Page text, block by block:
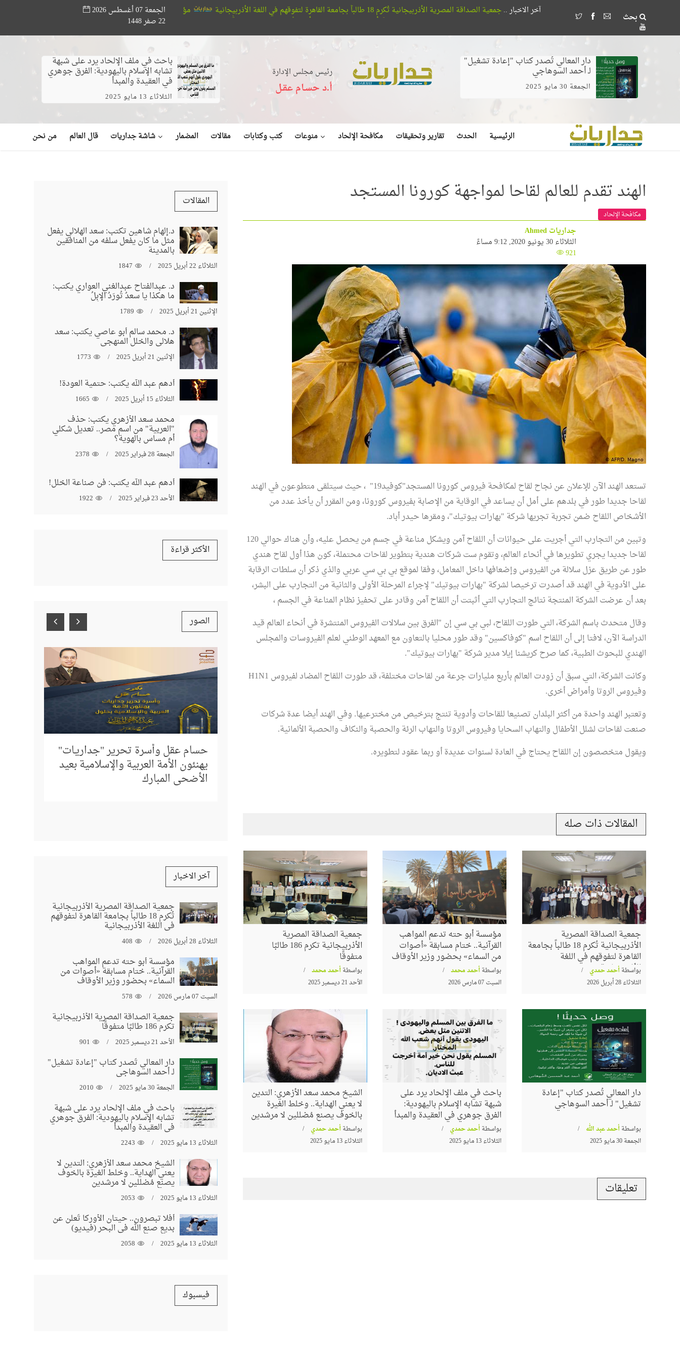
بحث
آخر الاخبار .. جمعية الصداقة المصرية الأذربيجانية تُكرم 18 طالباً بجامعة القاهرة لتفوقهم في اللغة الأذربيجانية
مؤسسة أبو حته تدعم المواهب القرآنية.. ختام مسابقة «أصوات من السماء»
وخلط الغيرة بالخوف يصنع مُضللين لا مرشدين
أفلا تبصرون.. حيتان الأوركا تُعلن عن بديع صنع الله في البحر (فيديو)
الجمعة 07 أغسطس 2026
22 صفر 1448
دار المعالي تُصدر كتاب "إعادة تشغيل"
لـ أحمد السوهاجي
الجمعة 30 مايو 2025
رئيس مجلس الإدارة
أ.د حسـام عقـل
باحث في ملف الإلحاد يرد على شبهة
تشابه الإسلام باليهودية: الفرق جوهري
في العقيدة والمبدأ
الثلاثاء 13 مايو 2025
الرئيسية الحدث تقارير وتحقيقات مكافحة الإلحاد منوعات كتب وكتابات مقالات المضمار شاشة جداريات قال العالم من نحن
الهند تقدم للعالم لقاحا لمواجهة كورونا المستجد
مكافحة الإلحاد
جداريات Ahmed
الثلاثاء 30 يونيو 2020, 9:12 مساءً
921
تستعد الهند الآن للإعلان عن نجاح لقاح لمكافحة فيروس كورونا المستجد"كوفيد19" ، حيث سيتلقى متطوعون في الهند
لقاحا جديدا طور في بلدهم على أمل أن يساعد في الوقاية من الإصابة بفيروس كورونا، ومن المقرر أن يأخذ عدد من
الأشخاص اللقاح ضمن تجربة تجريها شركة "بهارات بيوتيك"، ومقرها حيدر أباد.
وتبين من التجارب التي أجريت على حيوانات أن اللقاح آمن ويشكل مناعة في جسم من يحصل عليه، وأن هناك حوالي 120
لقاحا جديدا يجري تطويرها في أنحاء العالم، وتقوم ست شركات هندية بتطوير لقاحات محتملة، كون هذا أول لقاح هندي
طور عن طريق عزل سلالة من الفيروس وإضعافها داخل المعامل، وفقا لموقع بي بي سي عربي والذي ذكر أن سلطات الرقابة
على الأدوية في الهند قد أصدرت ترخيصا لشركة "بهارات بيوتيك" لإجراء المرحلة الأولى والثانية من التجارب على البشر،
بعد أن عرضت الشركة المنتجة نتائج التجارب التي أثبتت أن اللقاح آمن وقادر على تحفيز نظام المناعة في الجسم ،
وقال متحدث باسم الشركة، التي طورت اللقاح، لبي بي سي إن "الفرق بين سلالات الفيروس المنتشرة في أنحاء العالم قيد
الدراسة الآن، لافتا إلى أن اللقاح اسم "كوفاكسين" وقد طور محليا بالتعاون مع المعهد الوطني لعلم الفيروسات والمجلس
الهندي للبحوث الطبية، كما صرح كريشنا إيلا مدير شركة "بهارات بيوتيك".
وكانت الشركة، التي سبق أن زودت العالم بأربع مليارات جرعة من لقاحات مختلفة، قد طورت اللقاح المضاد لفيروس H1N1
وفيروس الروتا وأمراض أخرى.
وتعتبر الهند واحدة من أكثر البلدان تصنيعا للقاحات وأدوية تنتج بترخيص من مخترعيها. وفي الهند أيضا عدة شركات
صنعت لقاحات لشلل الأطفال والتهاب السحايا وفيروس الروتا والتهاب الرئة والحصبة والنكاف والحصبة الألمانية.
ويقول متخصصون إن اللقاح يحتاج في العادة لسنوات عديدة أو ربما عقود لتطويره.
المقالات ذات صله
جمعية الصداقة المصرية
الأذربيجانية تُكرم 18 طالباً بجامعة
القاهرة لتفوقهم في اللغة
الأذربيجانية
بواسطةأحمد حمدي
الثلاثاء 28 أبريل 2026
مؤسسة أبو حته تدعم المواهب
القرآنية.. ختام مسابقة «أصوات
من السماء» بحضور وزير الأوقاف
بواسطةأحمد محمد
السبت 07 مارس 2026
جمعية الصداقة المصرية
الأذربيجانية تكرم 186 طالبًا
متفوقًا
بواسطةأحمد محمد
الأحد 21 ديسمبر 2025
دار المعالي تُصدر كتاب "إعادة
تشغيل" لـ أحمد السوهاجي
بواسطةأحمد عبد الله
الجمعة 30 مايو 2025
باحث في ملف الإلحاد يرد على
شبهة تشابه الإسلام باليهودية:
الفرق جوهري في العقيدة والمبدأ
بواسطةأحمد حمدي
الثلاثاء 13 مايو 2025
الشيخ محمد سعد الأزهري: التدين
لا يعني الهداية.. وخلط الغيرة
بالخوف يصنع مُضللين لا مرشدين
بواسطةأحمد حمدي
الثلاثاء 13 مايو 2025
تعليقات
المقالات
د.إلهام شاهين تكتب: سعد الهلالي يفعل
مثل ما كان يفعل سلفه من المنافقين
بالمدينة
الثلاثاء 22 أبريل 2025 1847
د. عبدالفتاح عبدالغني العواري يكتب:
ما هكذا يا سعدُ تُورَدُ الإبِلُ
الإثنين 21 أبريل 2025 1789
د. محمد سالم أبو عاصي يكتب: سعد
هلالي والخلل المنهجي
الإثنين 21 أبريل 2025 1773
أدهم عبد الله يكتب: حتمية العودة!
الثلاثاء 15 أبريل 2025 1665
محمد سعد الأزهري يكتب: حذف
"العربية" من اسم مصر.. تعديل شكلي
أم مساس بالهوية؟
الجمعة 28 فبراير 2025 2378
أدهم عبد الله يكتب: فن صناعة الخلل!
الأحد 23 فبراير 2025 1922
الأكثر قراءة
الصور
واللادينية
حسام عقل ينتصر للشيخ الشعراوي
حسام عقل وأسرة تحرير "جداريـات"
يهنئون الأمة العربية والإسلامية بعيد
الأضحى المبارك
آخر الاخبار
جمعية الصداقة المصرية الأذربيجانية
تُكرم 18 طالباً بجامعة القاهرة لتفوقهم
في اللغة الأذربيجانية
الثلاثاء 28 أبريل 2026 408
مؤسسة أبو حته تدعم المواهب
القرآنية.. ختام مسابقة «أصوات من
السماء» بحضور وزير الأوقاف
السبت 07 مارس 2026 578
جمعية الصداقة المصرية الأذربيجانية
تكرم 186 طالبًا متفوقًا
الأحد 21 ديسمبر 2025 901
دار المعالي تُصدر كتاب "إعادة تشغيل"
لـ أحمد السوهاجي
الجمعة 30 مايو 2025 2010
باحث في ملف الإلحاد يرد على شبهة
تشابه الإسلام باليهودية: الفرق جوهري
في العقيدة والمبدأ
الثلاثاء 13 مايو 2025 2243
الشيخ محمد سعد الأزهري: التدين لا
يعني الهداية.. وخلط الغيرة بالخوف
يصنع مُضللين لا مرشدين
الثلاثاء 13 مايو 2025 2053
أفلا تبصرون.. حيتان الأوركا تُعلن عن
بديع صنع الله في البحر (فيديو)
الثلاثاء 13 مايو 2025 2058
فيسبوك